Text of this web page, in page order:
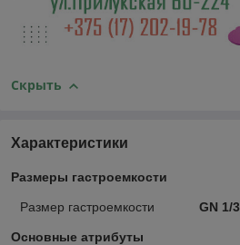
Скрыть
Характеристики
Размеры гастроемкости
Размер гастроемкости GN 1/3
Основные атрибуты